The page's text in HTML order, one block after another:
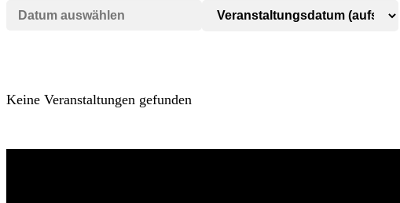
Keine Veranstaltungen gefunden